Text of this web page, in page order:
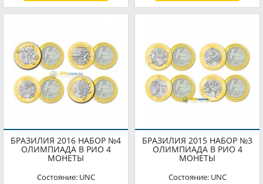
БРАЗИЛИЯ 2016 НАБОР №4
ОЛИМПИАДА В РИО 4
МОНЕТЫ
Состояние: UNC
БРАЗИЛИЯ 2015 НАБОР №3
ОЛИМПИАДА В РИО 4
МОНЕТЫ
Состояние: UNC